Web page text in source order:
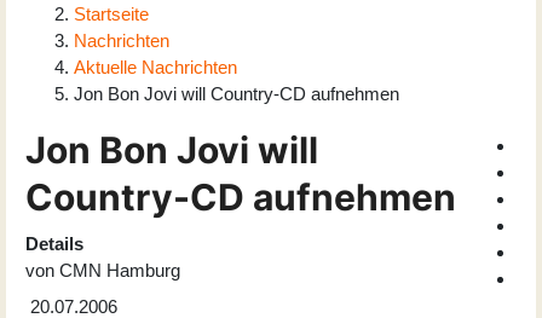
Startseite
Nachrichten
Aktuelle Nachrichten
Jon Bon Jovi will Country-CD aufnehmen
Jon Bon Jovi will
Country-CD aufnehmen
Details
von CMN Hamburg
20.07.2006